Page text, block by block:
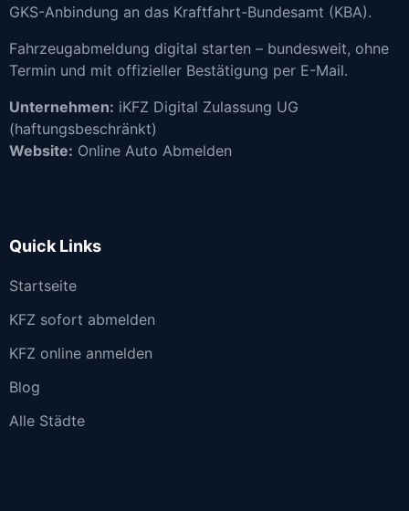
GKS-Anbindung an das Kraftfahrt-Bundesamt (KBA).
Fahrzeugabmeldung digital starten – bundesweit, ohne
Termin und mit offizieller Bestätigung per E-Mail.
Unternehmen: iKFZ Digital Zulassung UG
(haftungsbeschränkt)
Website: Online Auto Abmelden
Quick Links
Startseite
KFZ sofort abmelden
KFZ online anmelden
Blog
Alle Städte